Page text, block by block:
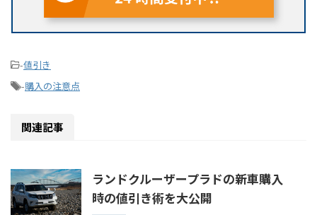
-値引き
-購入の注意点
関連記事
ランドクルーザープラドの新車購入
時の値引き術を大公開